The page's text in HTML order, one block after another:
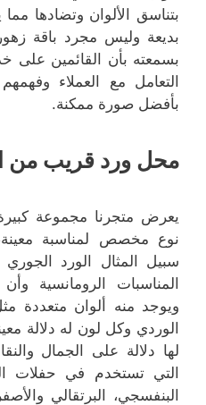
بتناسق الألوان وتضادها
بديعة وليس مجرد باقة
بسمعته بأن القائمين على
التعامل مع العملاء
بأفضل صورة ممكنة.
محل ورد قريب من
يعرض متجرنا مجموعة
نوع مخصص لمناسبة
سبيل المثال الورد
المناسبات الرومانسية
ويوجد منه ألوان متعددة
الوردي وكل لون له دلالة
لها دلالة على الجمال
التي تستخدم في حفلات
البنفسجي، البرتقالي